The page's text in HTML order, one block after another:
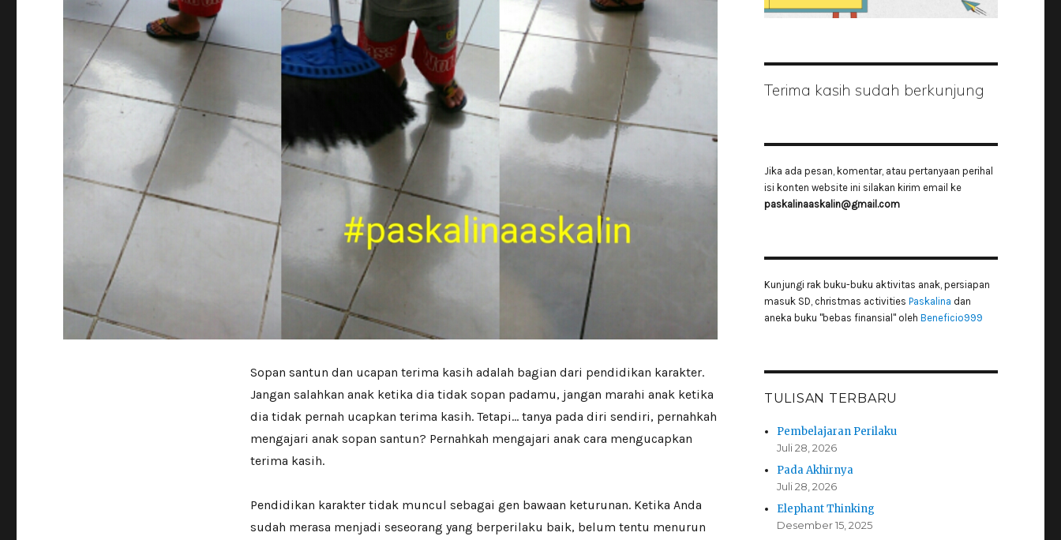
Sopan santun dan ucapan terima kasih adalah bagian dari pendidikan karakter.
Jangan salahkan anak ketika dia tidak sopan padamu, jangan marahi anak ketika
dia tidak pernah ucapkan terima kasih. Tetapi… tanya pada diri sendiri, pernahkah
mengajari anak sopan santun? Pernahkah mengajari anak cara mengucapkan
terima kasih.
Pendidikan karakter tidak muncul sebagai gen bawaan keturunan. Ketika Anda
sudah merasa menjadi seseorang yang berperilaku baik, belum tentu menurun
Terima kasih sudah berkunjung
Jika ada pesan, komentar, atau pertanyaan perihal
isi konten website ini silakan kirim email ke
paskalinaaskalin@gmail.com
Kunjungi rak buku-buku aktivitas anak, persiapan
masuk SD, christmas activities Paskalina dan
aneka buku "bebas finansial" oleh Beneficio999
TULISAN TERBARU
Pembelajaran Perilaku
Juli 28, 2026
Pada Akhirnya
Juli 28, 2026
Elephant Thinking
Desember 15, 2025